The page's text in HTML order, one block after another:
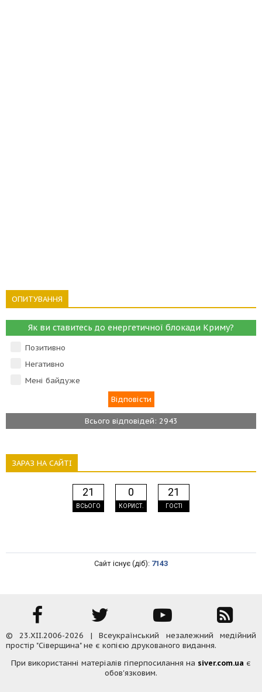
ОПИТУВАННЯ
Як ви ставитесь до енергетичної блокади Криму?
Позитивно
Негативно
Мені байдуже
Всього відповідей: 2943
ЗАРАЗ НА САЙТІ
21
ВСЬОГО
0
КОРИСТ.
21
ГОСТІ
Сайт існує (діб): 7143
© 23.XII.2006-2026 | Всеукраїнський незалежний медійний
простір "Сіверщина" не є копією друкованого видання.
При використанні матеріалів гіперпосилання на siver.com.ua є
обов'язковим.